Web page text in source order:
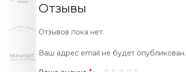
Отзывы
Отзывов пока нет.
Ваш адрес email не будет опубликован.